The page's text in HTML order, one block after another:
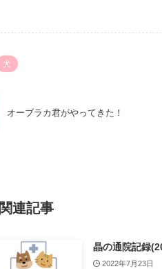
犬
オーブラカ君がやってきた！
関連記事
晶の通院記録
2022年7月23日